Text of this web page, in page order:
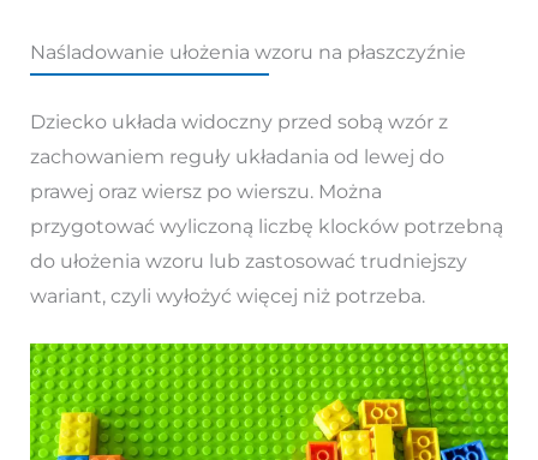
Naśladowanie ułożenia wzoru na płaszczyźnie
Dziecko układa widoczny przed sobą wzór z
zachowaniem reguły układania od lewej do
prawej oraz wiersz po wierszu. Można
przygotować wyliczoną liczbę klocków potrzebną
do ułożenia wzoru lub zastosować trudniejszy
wariant, czyli wyłożyć więcej niż potrzeba.